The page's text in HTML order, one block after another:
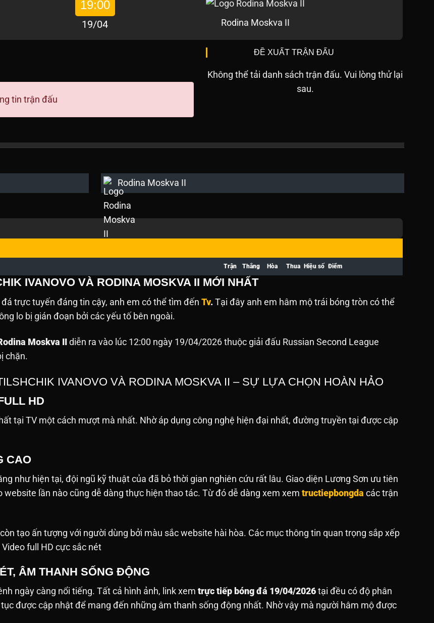
19:00
19/04 Rodina Moskva II
tin trận đấu
ĐỀ XUẤT TRẬN ĐẤU
Không thể tải danh sách trận đấu. Vui lòng thử lại
sau.
Rodina Moskva II
Trận Thắng Hòa Thua Hiệu số Điểm
IVANOVO VÀ RODINA MOSKVA II MỚI NHẤT
trực tuyến đáng tin cậy, anh em có thể tìm đến Tv. Tại đây anh em hâm mộ trái bóng tròn có thể
lo bị gián đoạn bởi các yếu tố bên ngoài.
Moskva II diễn ra vào lúc 12:00 ngày 19/04/2026 thuộc giải đấu Russian Second League
chặn.
IVANOVO VÀ RODINA MOSKVA II – SỰ LỰA CHỌN HOÀN HẢO
HD
tại TV một cách mượt mà nhất. Nhờ áp dụng công nghệ hiện đại nhất, đường truyền tại được cập
CAO
như hiện tại, đội ngũ kỹ thuật của đã bỏ thời gian nghiên cứu rất lâu. Giao diện Lương Sơn ưu tiên
lần nào cũng dễ dàng thực hiện thao tác. Từ đó dễ dàng xem xem tructiepbongda các trận
tạo ấn tượng với người dùng bởi màu sắc website hài hòa. Các mục thông tin quan trọng sắp xếp
full HD cực sắc nét
ÂM THANH SỐNG ĐỘNG
ngày càng nổi tiếng. Tất cả hình ảnh, link xem trực tiếp bóng đá 19/04/2026 tại đều có độ phân
được cập nhật để mang đến những âm thanh sống động nhất. Nhờ vậy mà người hâm mộ được